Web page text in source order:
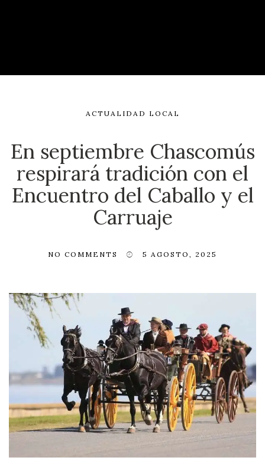
ACTUALIDAD LOCAL
En septiembre Chascomús
respirará tradición con el
Encuentro del Caballo y el
Carruaje
NO COMMENTS 5 AGOSTO, 2025